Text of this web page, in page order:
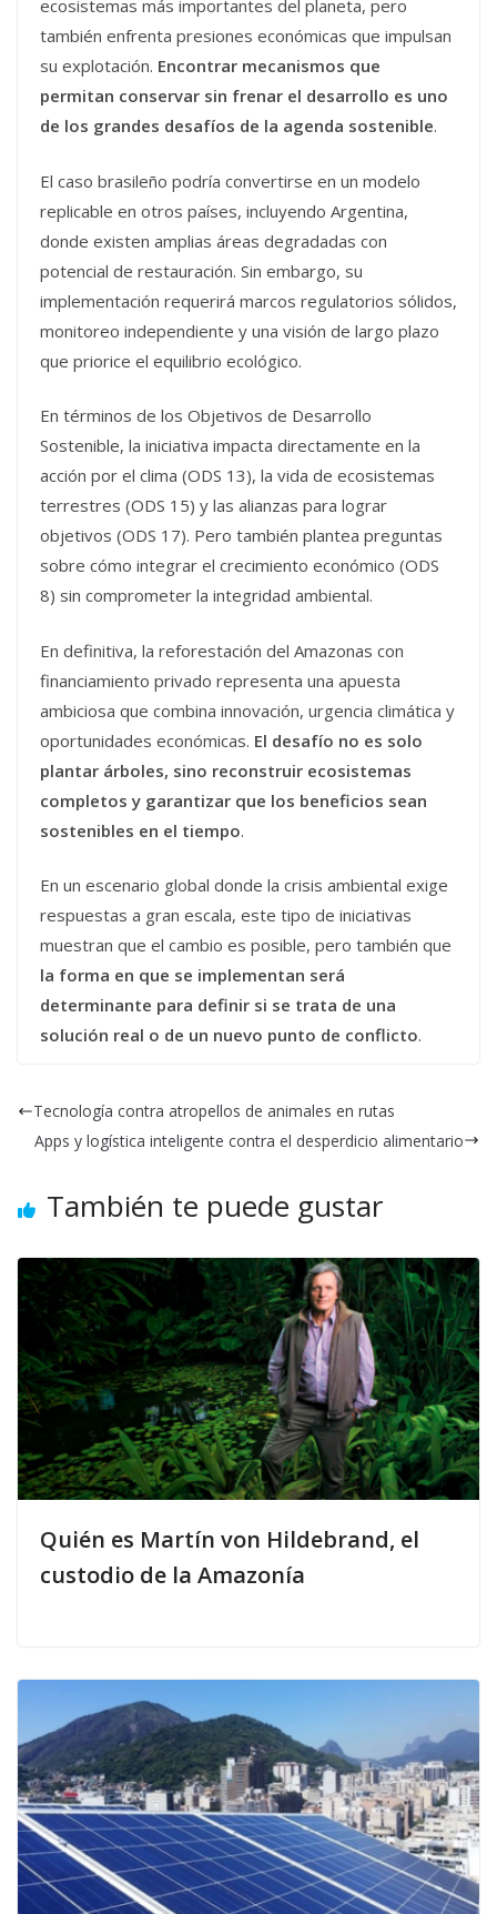
ecosistemas más importantes del planeta, pero
también enfrenta presiones económicas que impulsan
su explotación. Encontrar mecanismos que
permitan conservar sin frenar el desarrollo es uno
de los grandes desafíos de la agenda sostenible.
El caso brasileño podría convertirse en un modelo
replicable en otros países, incluyendo Argentina,
donde existen amplias áreas degradadas con
potencial de restauración. Sin embargo, su
implementación requerirá marcos regulatorios sólidos,
monitoreo independiente y una visión de largo plazo
que priorice el equilibrio ecológico.
En términos de los Objetivos de Desarrollo
Sostenible, la iniciativa impacta directamente en la
acción por el clima (ODS 13), la vida de ecosistemas
terrestres (ODS 15) y las alianzas para lograr
objetivos (ODS 17). Pero también plantea preguntas
sobre cómo integrar el crecimiento económico (ODS
8) sin comprometer la integridad ambiental.
En definitiva, la reforestación del Amazonas con
financiamiento privado representa una apuesta
ambiciosa que combina innovación, urgencia climática y
oportunidades económicas. El desafío no es solo
plantar árboles, sino reconstruir ecosistemas
completos y garantizar que los beneficios sean
sostenibles en el tiempo.
En un escenario global donde la crisis ambiental exige
respuestas a gran escala, este tipo de iniciativas
muestran que el cambio es posible, pero también que
la forma en que se implementan será
determinante para definir si se trata de una
solución real o de un nuevo punto de conflicto.
Tecnología contra atropellos de animales en rutas
Apps y logística inteligente contra el desperdicio alimentario
También te puede gustar
Quién es Martín von Hildebrand, el
custodio de la Amazonía